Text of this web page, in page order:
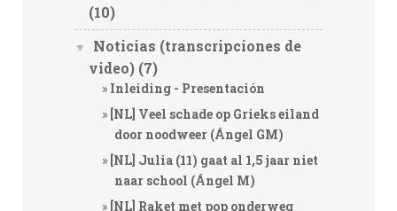
(10)
▼
Noticias (transcripciones de
video) (7)
Inleiding - Presentación
[NL] Veel schade op Grieks eiland
door noodweer (Ángel GM)
[NL] Julia (11) gaat al 1,5 jaar niet
naar school (Ángel M)
[NL] Raket met pop onderweg